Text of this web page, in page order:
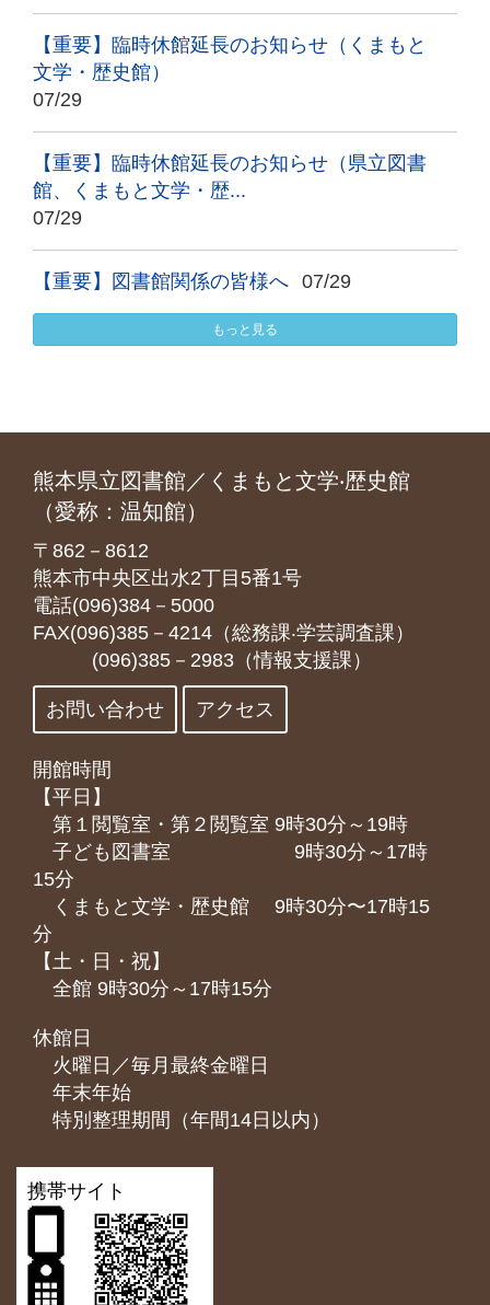
【重要】臨時休館延長のお知らせ（くまもと
文学・歴史館）
07/29
【重要】臨時休館延長のお知らせ（県立図書
館、くまもと文学・歴...
07/29
【重要】図書館関係の皆様へ 07/29
もっと見る
熊本県立図書館／くまもと文学‧歴史館
（愛称：温知館）
〒862－8612
熊本市中央区出水2丁目5番1号
電話(096)384－5000
FAX(096)385－4214（総務課‧学芸調査課）
(096)385－2983（情報支援課）
お問い合わせ アクセス
開館時間
【平日】
第１閲覧室・第２閲覧室 9時30分～19時
子ども図書室 9時30分～17時
15分
くまもと⽂学・歴史館 9時30分〜17時15
分
【土・日・祝】
全館 9時30分～17時15分
休館日
火曜日／毎月最終金曜日
年末年始
特別整理期間（年間14日以内）
携帯サイト